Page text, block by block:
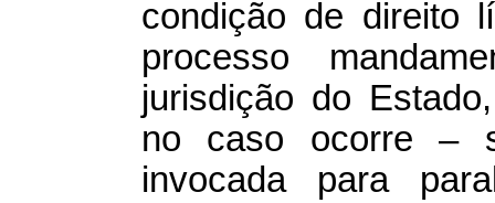
condição de direito
processo
jurisdição do
no caso ocorre –
invocada para